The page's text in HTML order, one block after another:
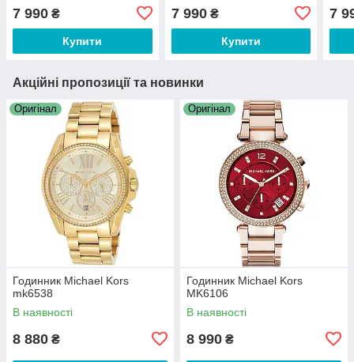
7 990 ₴
Купити
7 990₴
Купити
7
Акційні пропозиції та новинки
Оригінал
Годинник Michael Kors
mk6538
В наявності
8 880 ₴
Оригінал
Годинник Michael Kors
MK6106
В наявності
8 990 ₴